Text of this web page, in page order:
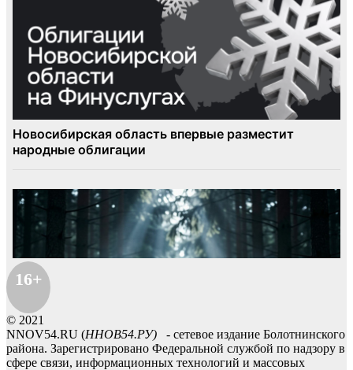
16+
© 2021
NNOV54.RU (ННОВ54.РУ) - сетевое издание Болотнинского
района. Зарегистрировано Федеральной службой по надзору в
сфере связи, информационных технологий и массовых